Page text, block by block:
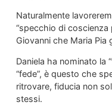
Naturalmente
“specchio di coscienza
Giovanni che Maria
Daniela ha nominato la
“fede”, è questo che
ritrovare, fiducia non
stessi.